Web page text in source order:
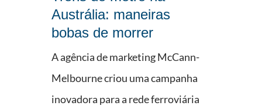
Austrália: maneiras
bobas de morrer
A agência de marketing McCann-
Melbourne criou uma campanha
inovadora para a rede ferroviária